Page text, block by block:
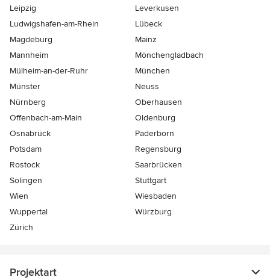
Leipzig
Leverkusen
Ludwigshafen-am-Rhein
Lübeck
Magdeburg
Mainz
Mannheim
Mönchen­gladbach
Mülheim-an-der-Ruhr
München
Münster
Neuss
Nürnberg
Oberhausen
Offenbach-am-Main
Oldenburg
Osnabrück
Paderborn
Potsdam
Regensburg
Rostock
Saarbrücken
Solingen
Stuttgart
Wien
Wiesbaden
Wuppertal
Würzburg
Zürich
Projektart